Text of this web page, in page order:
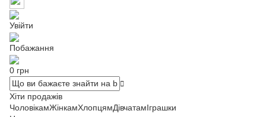
Увійти
Побажання
0 грн
Хіти продажів
ЧоловікамЖінкамХлопцямДівчатамІграшки